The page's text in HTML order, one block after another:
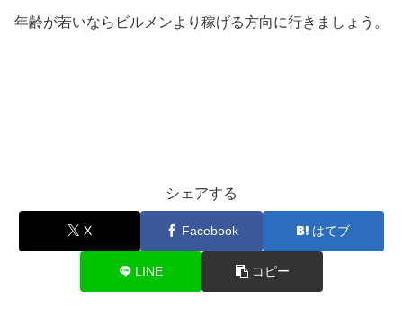
年齢が若いならビルメンより稼げる方向に行きましょう。
シェアする
X Facebook はてブ
LINE コピー